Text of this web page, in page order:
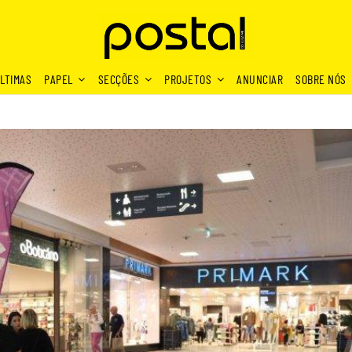
PAPEL SECÇÕES PROJETOS ANUNCIAR SOBRE NÓS